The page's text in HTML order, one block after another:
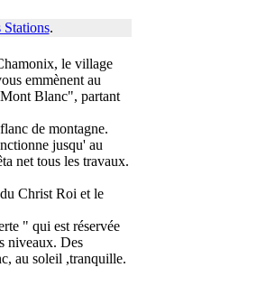
Stations.
le village
emmènent au
Blanc", partant
de montagne.
jusqu' au
net tous les travaux.
Christ Roi et le
" qui est réservée
niveaux. Des
au soleil ,tranquille.